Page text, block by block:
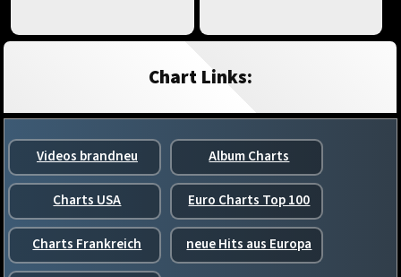
Chart Links:
Videos brandneu Album Charts
Charts USA Euro Charts Top 100
Charts Frankreich neue Hits aus Europa